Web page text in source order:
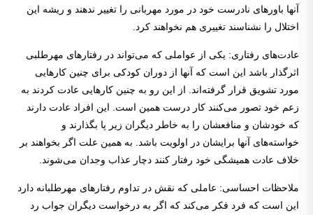
آنها باورهای نادرست خود در مورد مهربانی را تغییر ندهند و ریشه این
اختلال را نشناسند تغییری هم نخواهند کرد.
عادت‌های رفتاری: یکی از عواملی که می‌تواند در رفتارهای مهرطلبی
اثرگذار باشد این است که آنها از دوران کودکی برای چنین کارهایی
مورد تشویق قرار گرفته‌اند. از این رو به چنین کارهایی عادت کردند به
زعم خود تصور می‌کنند کار درست همین است. این افراد عادت دارند
که خودشان و منافعشان را به خاطر دیگران زیر پا بگذارند و
خواسته‌های آنها برایشان در اولویت باشد. به همین علت اگر بخواهند بر
خلاف عادت همیشگی خود رفتار کنند دچار عذاب وجدان می‌شوند.
ملاحظات احساسی: عاملی که نقش در تداوم رفتارهای مهرطلبانه دارد
این است که فرد فکر می‌کند که اگر به درخواست دیگران جواب رد